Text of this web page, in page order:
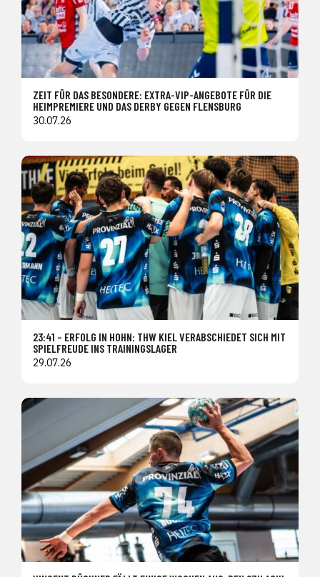
ZEIT FÜR DAS BESONDERE: EXTRA-VIP-ANGEBOTE FÜR DIE
HEIMPREMIERE UND DAS DERBY GEGEN FLENSBURG
30.07.26
23:41 – ERFOLG IN HOHN: THW KIEL VERABSCHIEDET SICH MIT
SPIELFREUDE INS TRAININGSLAGER
29.07.26